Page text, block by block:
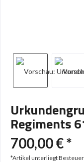
Regiments
700,00 € *
*Artikel unterliegt